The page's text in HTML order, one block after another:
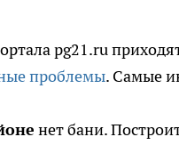
pg21.ru
проблемы. Самые
нет бани.